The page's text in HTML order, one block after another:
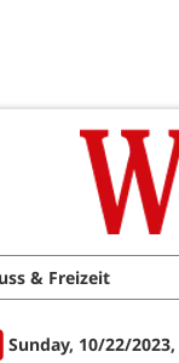
& Freizeit
Sunday, 10/22/2023,